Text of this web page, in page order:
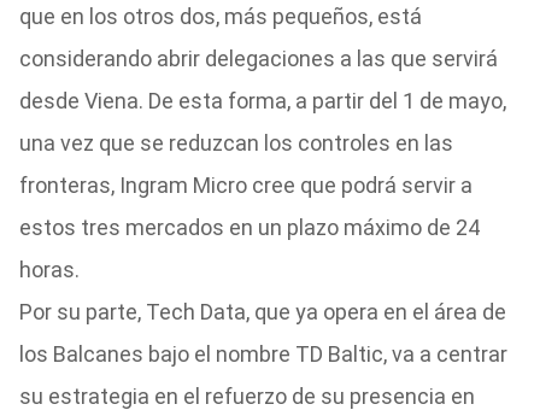
que en los otros dos, más pequeños, está
considerando abrir delegaciones a las que servirá
desde Viena. De esta forma, a partir del 1 de mayo,
una vez que se reduzcan los controles en las
fronteras, Ingram Micro cree que podrá servir a
estos tres mercados en un plazo máximo de 24
horas.
Por su parte, Tech Data, que ya opera en el área de
los Balcanes bajo el nombre TD Baltic, va a centrar
su estrategia en el refuerzo de su presencia en